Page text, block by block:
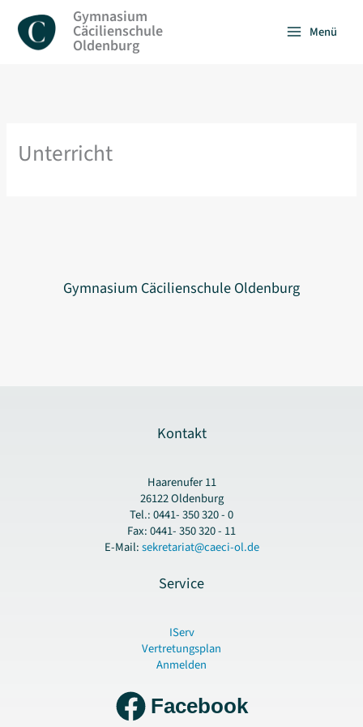
Inhalt
springen
Gymnasium
Cäcilienschule
Oldenburg
Menü
Unterricht
Gymnasium Cäcilienschule Oldenburg
Kontakt
Haarenufer 11
26122 Oldenburg
Tel.: 0441- 350 320 - 0
Fax: 0441- 350 320 - 11
E-Mail:sekretariat@caeci-ol.de
Service
IServ
Vertretungsplan
Anmelden
Facebook